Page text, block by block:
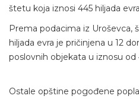
štetu koja iznosi 445 hiljada
Prema podacima iz Uroševca,
hiljada evra je pričinjena u 12
poslovnih objekata u iznosu od
Ostale opštine pogođene